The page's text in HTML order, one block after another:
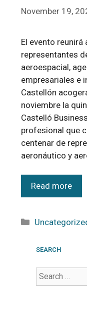
November 19,
El evento reunirá
representantes
aeroespacial,
empresariales e
Castellón
noviembre la
Castelló
profesional que
centenar de
aeronáutico y
Read more
SEARCH